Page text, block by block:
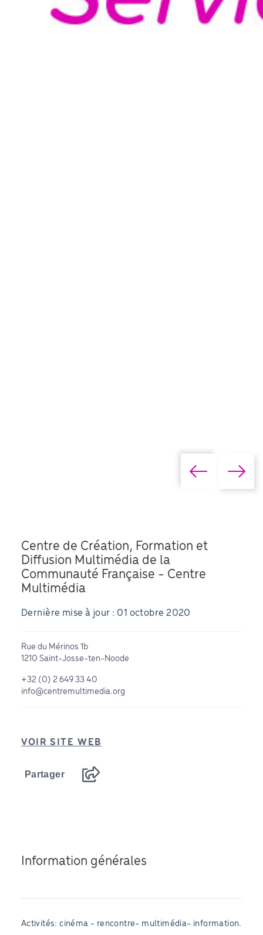
Centre de Création, Formation et
Diffusion Multimédia de la
Communauté Française - Centre
Multimédia
Dernière mise à jour : 01 octobre 2020
Rue du Mérinos 1b
1210 Saint-Josse-ten-Noode
+32 (0) 2 649 33 40
info@centremultimedia.org
VOIR SITE WEB
Partager
Information générales
Activités: cinéma - rencontre- multimédia- information.